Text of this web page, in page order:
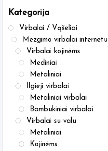
Kategorija
Virbalai / Vąšeliai
Mezgimo virbalai internetu
Virbalai kojinėms
Mediniai
Metaliniai
Ilgieji virbalai
Metaliniai virbalai
Bambukiniai virbalai
Virbalai su valu
Metaliniai
Kojinėms